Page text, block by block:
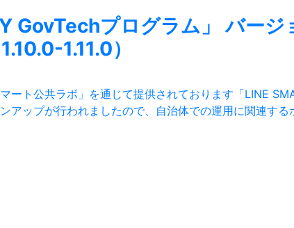
GovTechプログラム」 バー
1.11.0）
ート公共ラボ」を通じて提供されております「LINE
アップが行われましたので、自治体での運用に関連す